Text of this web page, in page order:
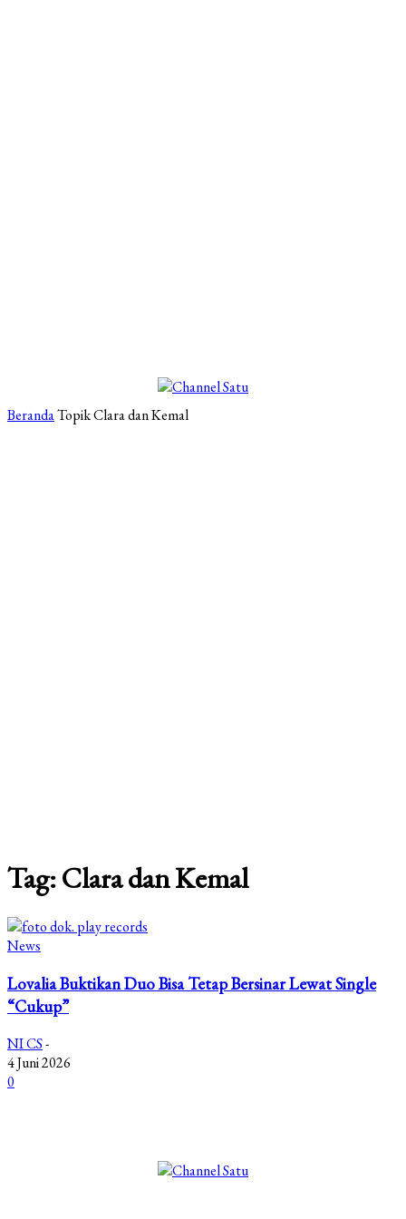
BerandaTopikClara dan Kemal
Tag: Clara dan Kemal
News
Lovalia Buktikan Duo Bisa Tetap Bersinar Lewat Single
“Cukup”
NI CS-
4 Juni 2026
0